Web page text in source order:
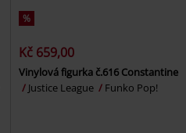
%
Kč 659,00
Vinylová figurka č.616 Constantine
Justice League
Funko Pop!